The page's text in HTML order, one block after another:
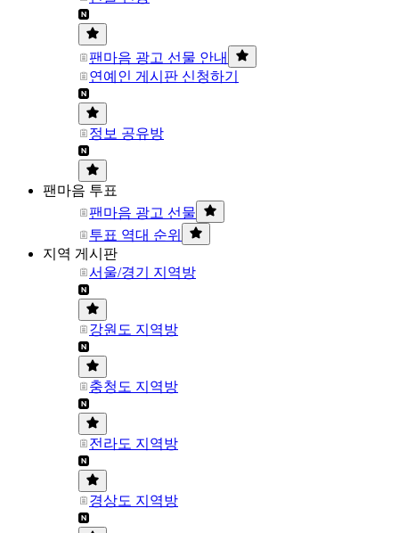
팬마음 광고 선물 안내
연예인 게시판 신청하기
정보 공유방
팬마음 투표
팬마음 광고 선물
투표 역대 순위
지역 게시판
서울/경기 지역방
강원도 지역방
충청도 지역방
전라도 지역방
경상도 지역방